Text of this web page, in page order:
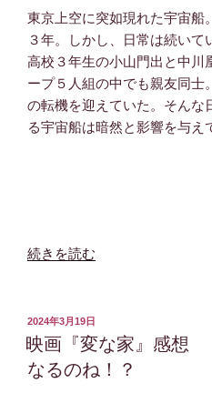
け
ど
エ
チ
ッ
ー
ー』
感
想
映
リ
＝
流
石
の
東京上空に突如現れた宇宙船
３年。しかし、日常は続い
高校３年生の小山門出と中川
ープ５人組の中でも親友同士
の転機を迎えていた。そんな
る宇宙船は暗然と影響を与え
“映
ッ
ド
デ
ッ
続きを読む
投
稿
日:
2024年3月19日
映画『変な家』感想
なるのね！？